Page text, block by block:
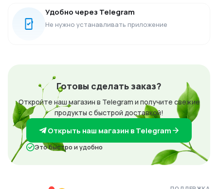
Удобно через Telegram
Не нужно устанавливать приложение
Готовы сделать заказ?
Откройте наш магазин в Telegram и получите свежие
продукты с быстрой доставкой!
Открыть наш магазин в Telegram
Это быстро и удобно